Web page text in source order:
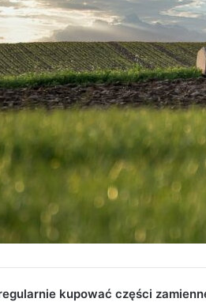
kupować części